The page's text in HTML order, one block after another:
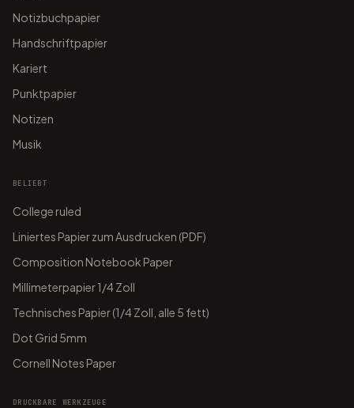
papergens.com
Notizbuchpapier
Handschriftpapier
Kariert
Punktpapier
Notizen
Musik
BELIEBT
College ruled
Liniertes Papier zum Ausdrucken (PDF)
Composition Notebook Paper
Millimeterpapier 1/4 Zoll
Technisches Papier (1/4 Zoll, alle 5 fett)
Dot Grid 5mm
Cornell Notes Paper
DRUCKBARE WERKZEUGE